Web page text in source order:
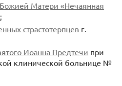
Матери «Нечаянная
страстотерпцев г.
Иоанна Предтечи при
клинической больнице №